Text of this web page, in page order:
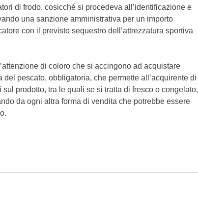
di frodo, cosicché si procedeva all’identificazione e
una sanzione amministrativa per un importo
con il previsto sequestro dell’attrezzatura sportiva
di coloro che si accingono ad acquistare
del pescato, obbligatoria, che permette all’acquirente di
prodotto, tra le quali se si tratta di fresco o congelato,
da ogni altra forma di vendita che potrebbe essere